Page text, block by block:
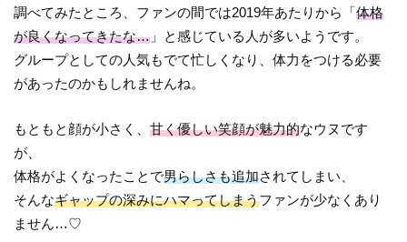
調べてみたところ、ファンの間では2019年あたりから「体格
が良くなってきたな… 」と感じている人が多いようです。
グループとしての人気もでて忙しくなり、体力をつける必要
があったのかもしれませんね。
もともと顔が小さく、甘く優しい笑顔が魅力的なウヌです
が、
体格がよくなったことで男らしさも追加されてしまい、
そんなギャップの深みにハマってしまうファンが少なくあり
ません…♡